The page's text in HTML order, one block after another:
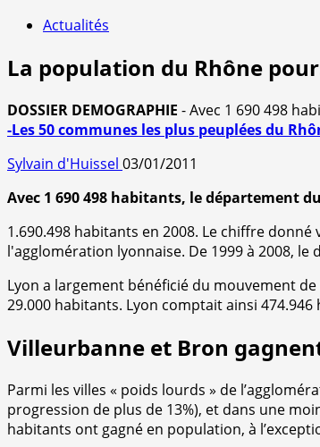
Actualités
La population du Rhône
DOSSIER DEMOGRAPHIE - Avec 1 690 498
-Les 50 communes les plus peuplées du
Sylvain d'Huissel 03/01/2011
Avec 1 690 498 habitants, le département
1.690.498 habitants en 2008. Le chiffre
l'agglomération lyonnaise. De 1999 à 2008,
Lyon a largement bénéficié du mouvement
29.000 habitants. Lyon comptait ainsi 474.946
Villeurbanne et Bron
Parmi les villes « poids lourds » de
progression de plus de 13%), et dans une
habitants ont gagné en population, à